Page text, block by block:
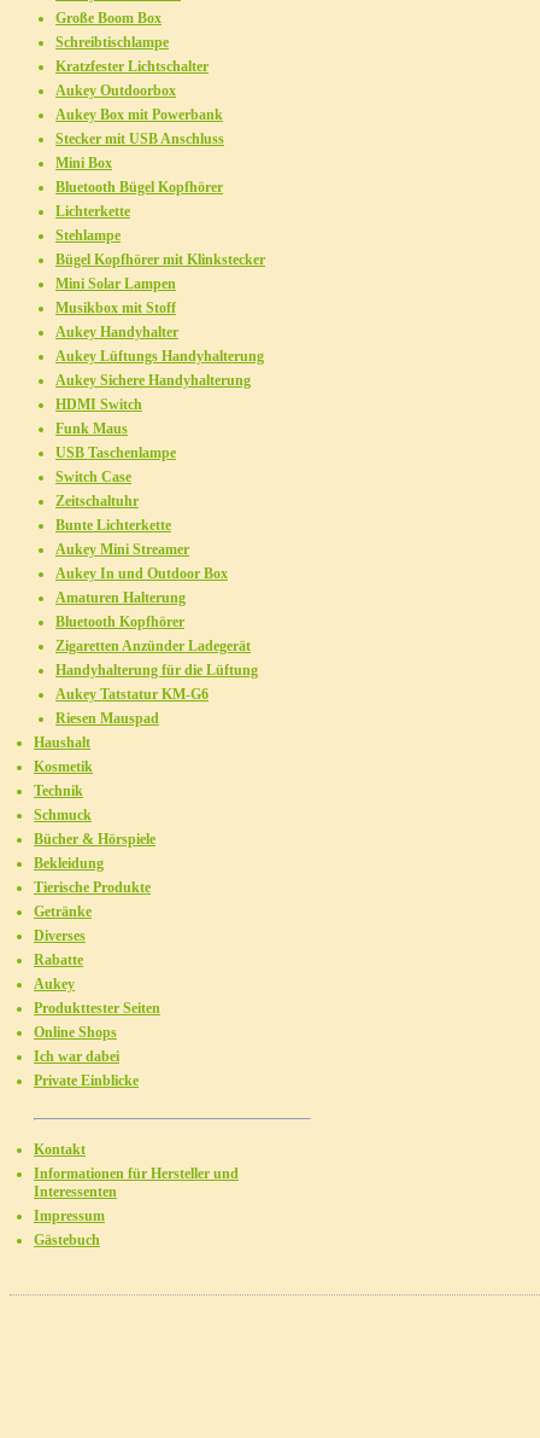
Große Boom Box
Schreibtischlampe
Kratzfester Lichtschalter
Aukey Outdoorbox
Aukey Box mit Powerbank
Stecker mit USB Anschluss
Mini Box
Bluetooth Bügel Kopfhörer
Lichterkette
Stehlampe
Bügel Kopfhörer mit Klinkstecker
Mini Solar Lampen
Musikbox mit Stoff
Aukey Handyhalter
Aukey Lüftungs Handyhalterung
Aukey Sichere Handyhalterung
HDMI Switch
Funk Maus
USB Taschenlampe
Switch Case
Zeitschaltuhr
Bunte Lichterkette
Aukey Mini Streamer
Aukey In und Outdoor Box
Amaturen Halterung
Bluetooth Kopfhörer
Zigaretten Anzünder Ladegerät
Handyhalterung für die Lüftung
Aukey Tatstatur KM-G6
Riesen Mauspad
Haushalt
Kosmetik
Technik
Schmuck
Bücher & Hörspiele
Bekleidung
Tierische Produkte
Getränke
Diverses
Rabatte
Aukey
Produkttester Seiten
Online Shops
Ich war dabei
Private Einblicke
Kontakt
Informationen für Hersteller und
Interessenten
Impressum
Gästebuch